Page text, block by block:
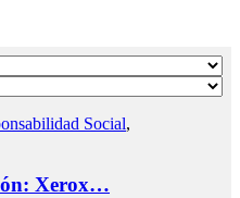
Social,
Xerox…